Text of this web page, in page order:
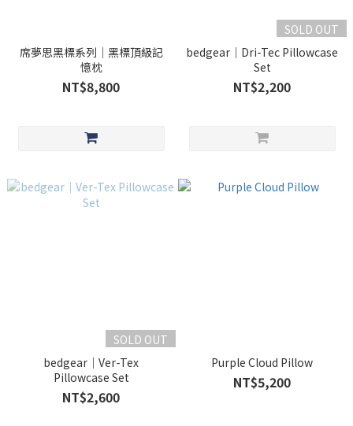
席夢思黑標系列｜黑標頂級記
憶枕
NT$8,800
SOLD OUT
bedgear｜Dri-Tec Pillowcase
Set
NT$2,200
SOLD OUT
bedgear｜Ver-Tex
Pillowcase Set
NT$2,600
Purple Cloud Pillow
NT$5,200